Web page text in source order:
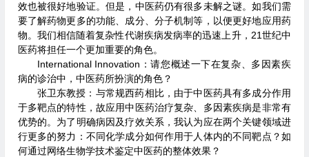
效也被很好地验证。但是，中医药仍有很多未解之谜。如我们需
要了解药物更多的功能、成分、分子机制等，以便更好地应用药
物。我们相信随着复杂性代谢疾病发病率的迅速上升，21世纪中
医药将担任一个更加重要的角色。
International Innovation：请您概述一下在复杂、多因素疾
病的诊治中，中医药所扮演的角色？
张卫东教授：与常规西药相比，由于中医药具有多成分作用
于多靶点的特性，故应用中医药治疗复杂、多因素疾病是非常有
优势的。为了明确病因及疗效关系，我认为应在两个关键领域进
行更多的努力：不同化学成分如何作用于人体内的不同靶点？如
何通过网络生物学技术鉴定中医药的整体效果？